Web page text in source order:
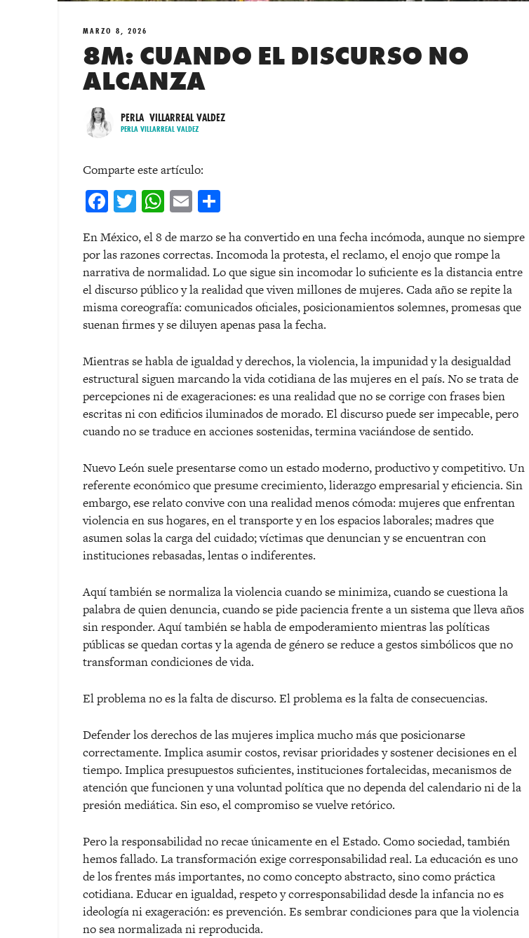
MARZO 8, 2026
8M: CUANDO EL DISCURSO NO
ALCANZA
PERLA VILLARREAL VALDEZ
PERLA VILLARREAL VALDEZ
Comparte este artículo:
Facebook
Twitter
WhatsApp
Email
En México, el 8 de marzo se ha convertido en una fecha incómoda, aunque no siempre
por las razones correctas. Incomoda la protesta, el reclamo, el enojo que rompe la
narrativa de normalidad. Lo que sigue sin incomodar lo suficiente es la distancia entre
el discurso público y la realidad que viven millones de mujeres. Cada año se repite la
misma coreografía: comunicados oficiales, posicionamientos solemnes, promesas que
suenan firmes y se diluyen apenas pasa la fecha.
Mientras se habla de igualdad y derechos, la violencia, la impunidad y la desigualdad
estructural siguen marcando la vida cotidiana de las mujeres en el país. No se trata de
percepciones ni de exageraciones: es una realidad que no se corrige con frases bien
escritas ni con edificios iluminados de morado. El discurso puede ser impecable, pero
cuando no se traduce en acciones sostenidas, termina vaciándose de sentido.
Nuevo León suele presentarse como un estado moderno, productivo y competitivo. Un
referente económico que presume crecimiento, liderazgo empresarial y eficiencia. Sin
embargo, ese relato convive con una realidad menos cómoda: mujeres que enfrentan
violencia en sus hogares, en el transporte y en los espacios laborales; madres que
asumen solas la carga del cuidado; víctimas que denuncian y se encuentran con
instituciones rebasadas, lentas o indiferentes.
Aquí también se normaliza la violencia cuando se minimiza, cuando se cuestiona la
palabra de quien denuncia, cuando se pide paciencia frente a un sistema que lleva años
sin responder. Aquí también se habla de empoderamiento mientras las políticas
públicas se quedan cortas y la agenda de género se reduce a gestos simbólicos que no
transforman condiciones de vida.
El problema no es la falta de discurso. El problema es la falta de consecuencias.
Defender los derechos de las mujeres implica mucho más que posicionarse
correctamente. Implica asumir costos, revisar prioridades y sostener decisiones en el
tiempo. Implica presupuestos suficientes, instituciones fortalecidas, mecanismos de
atención que funcionen y una voluntad política que no dependa del calendario ni de la
presión mediática. Sin eso, el compromiso se vuelve retórico.
Pero la responsabilidad no recae únicamente en el Estado. Como sociedad, también
hemos fallado. La transformación exige corresponsabilidad real. La educación es uno
de los frentes más importantes, no como concepto abstracto, sino como práctica
cotidiana. Educar en igualdad, respeto y corresponsabilidad desde la infancia no es
ideología ni exageración: es prevención. Es sembrar condiciones para que la violencia
no sea normalizada ni reproducida.